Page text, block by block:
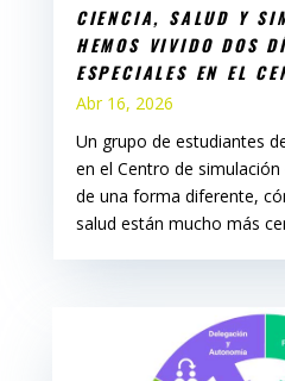
CIENCIA, SALUD Y
HEMOS VIVIDO DOS
ESPECIALES EN EL
Abr 16, 2026
Un grupo de estudiantes
en el Centro de
de una forma diferente,
salud están mucho más